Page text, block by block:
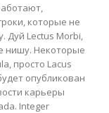
которые не
Дуй Lectus Morbi,
нишу. Некоторые
просто Lacus
опубликован
карьеры
Integer